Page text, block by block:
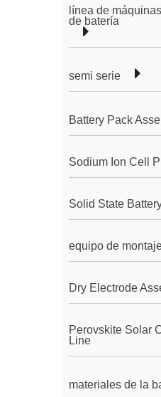
línea de
de batería
semi serie
Battery Pack
Sodium Ion Cell
Solid State
equipo de
Dry Electrode
Perovskite Solar
Line
materiales de la